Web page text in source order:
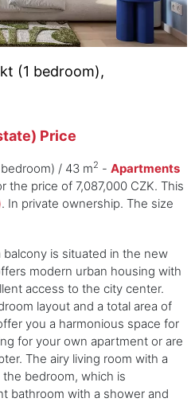
(1 bedroom),
Price
/ 43 m2 - Apartments
the price of 7,087,000 CZK. This
. In private ownership. The size
is situated in the new
modern urban housing with
access to the city center.
layout and a total area of
you a harmonious space for
for your own apartment or are
The airy living room with a
bedroom, which is
bathroom with a shower and